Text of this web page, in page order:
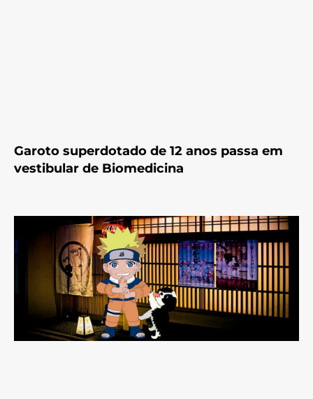
Garoto superdotado de 12 anos passa em
vestibular de Biomedicina